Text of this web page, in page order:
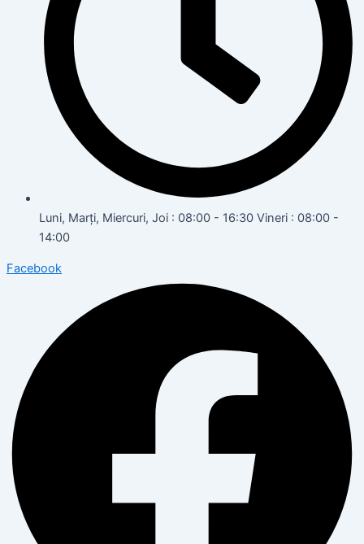
Luni, Marți, Miercuri, Joi : 08:00 - 16:30 Vineri : 08:00 -
14:00
Facebook